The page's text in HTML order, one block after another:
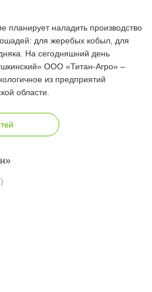
планирует наладить производство
для жеребых кобыл, для
На сегодняшний день
ООО «Титан-Агро» –
из предприятий
области.